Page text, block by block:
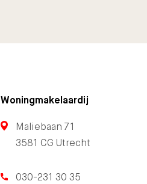
Woningmakelaardij
Maliebaan 71
3581 CG Utrecht
030-231 30 35